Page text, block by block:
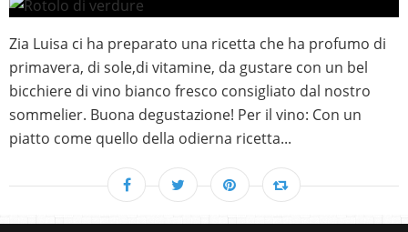
Zia Luisa ci ha preparato una ricetta che ha profumo di
primavera, di sole,di vitamine, da gustare con un bel
bicchiere di vino bianco fresco consigliato dal nostro
sommelier. Buona degustazione! Per il vino: Con un
piatto come quello della odierna ricetta...